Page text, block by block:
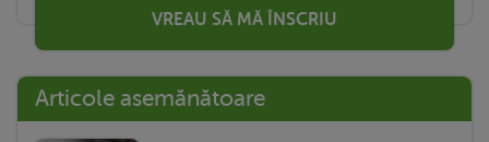
VREAU SĂ MĂ ÎNSCRIU
Articole asemănătoare